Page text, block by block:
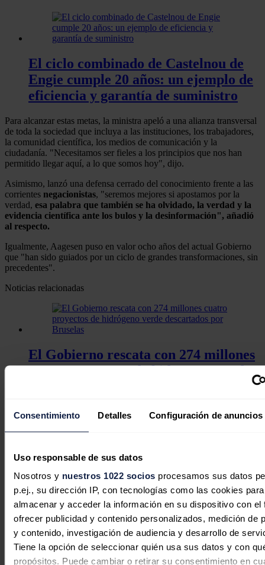
Consentimiento Detalles Configuración de anuncios
Uso responsable de sus datos
Nosotros y nuestros 1022 socios procesamos sus datos
p.ej., su dirección IP, con tecnologías como las cookies para
almacenar y acceder la información en su dispositivo con el
ofrecer publicidad y contenido personalizados, medición de
y contenido, investigación de audiencia y desarrollo de
Tiene la opción de seleccionar quién usa sus datos y con
propósitos. Puede cambiar o retirar su consentimiento en
El ciclo combinado de Castelnou de
Engie cumple 20 años: un ejemplo de
eficiencia y garantía de suministro
Para alcanzar estas metas, la ministra apeló a una alianza transversal
de toda la sociedad que incluya a las instituciones, los trabajadores,
la comunidad científica, los medios de comunicación y la
ciudadanía. "Necesitamos ser fieles a los principios que nos han
permitido llegar aquí, a lo que somos hoy", dijo.
Asimismo, lanzó una defensa cerrado del conocimiento frente a las
corrientes negacionistas, "seremos mejores si apostamos por la
verdad, esa palabra que también se ha olvidado, la verdad y la
evidencia científica ante los bulos y la desinformación", añadió
al respecto.
Igualmente, Aagesen puso en valor ocho años del actual Gobierno
que "han sido guiados por un ciclo de grandes transformaciones, sin
precedentes".
Noticias relacionadas
El Gobierno rescata con 274 millones
cuatro proyectos de hidrógeno verde
Redacción06/08/2026
El Gobierno actualiza las reglas para
generar Certificados de Ahorro
Energético en el transporte
Sandra Acosta06/08/2026